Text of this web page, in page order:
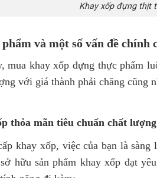
Khay xốp đựng thịt
và một số vấn đề chính
mua khay xốp đựng thực phẩm
với giá thành phải chăng cũng
thỏa mãn tiêu chuẩn chất
khay xốp, việc của bạn là
hữu sản phẩm khay xốp đạt